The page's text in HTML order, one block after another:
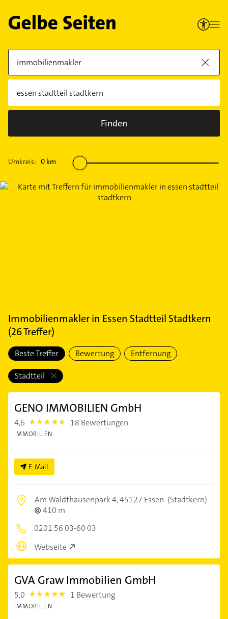
Finden
Umkreis: 0 km
Immobilienmaklerin Essen Stadtteil Stadtkern
(26Treffer)
Beste Treffer Bewertung Entfernung
Stadtteil
GENO IMMOBILIEN GmbH
4,6 4.6 18 Bewertungen
IMMOBILIEN
E-Mail
Am Waldthausenpark 4,45127 Essen (Stadtkern)
410 m
0201 56 03-60 03
Webseite
GVA Graw Immobilien GmbH
5,0 5.0 1 Bewertung
IMMOBILIEN